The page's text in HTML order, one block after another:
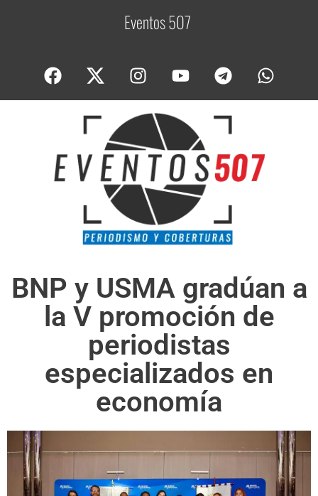
Eventos 507C
BNP y USMA gradúan a
la V promoción de
periodistas
especializados en
economía